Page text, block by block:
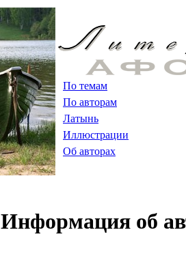
По темам
По авторам
Латынь
Иллюстрации
Об авторах
Информация об